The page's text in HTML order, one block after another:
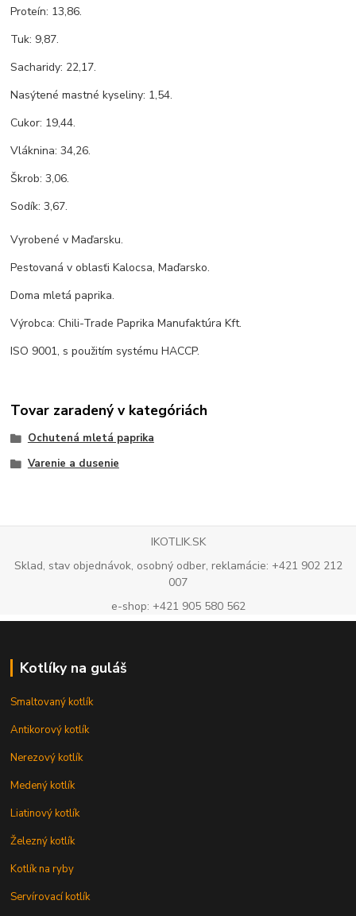
Proteín: 13,86.
Tuk: 9,87.
Sacharidy: 22,17.
Nasýtené mastné kyseliny: 1,54.
Cukor: 19,44.
Vláknina: 34,26.
Škrob: 3,06.
Sodík: 3,67.
Vyrobené v Maďarsku.
Pestovaná v oblasťi Kalocsa, Maďarsko.
Doma mletá paprika.
Výrobca: Chili-Trade Paprika Manufaktúra Kft.
ISO 9001, s použitím systému HACCP.
Tovar zaradený v kategóriách
Ochutená mletá paprika
Varenie a dusenie
IKOTLIK.SK
Sklad, stav objednávok, osobný odber, reklamácie: +421 902 212
007
e-shop: +421 905 580 562
Kotlíky na guláš
Smaltovaný kotlík
Antikorový kotlík
Nerezový kotlík
Medený kotlík
Liatinový kotlík
Železný kotlík
Kotlík na ryby
Servírovací kotlík